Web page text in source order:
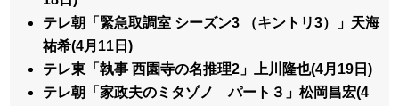
テレ朝「緊急取調室 シーズン3 （キントリ3）」天海
祐希(4月11日)
テレ東「執事 西園寺の名推理2」上川隆也(4月19日)
テレ朝「家政夫のミタゾノ パート３」松岡昌宏(4